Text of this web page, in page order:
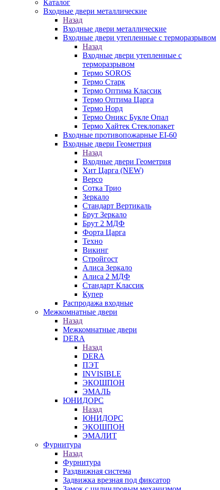
Каталог
Входные двери металлические
Назад
Входные двери металлические
Входные двери утепленные с терморазрывом
Назад
Входные двери утепленные с
терморазрывом
Термо SOROS
Термо Старк
Термо Оптима Классик
Термо Оптима Царга
Термо Норд
Термо Оникс Букле Опал
Термо Хайтек Стеклопакет
Входные противопожарные EI-60
Входные двери Геометрия
Назад
Входные двери Геометрия
Хит Царга (NEW)
Версо
Сотка Трио
Зеркало
Стандарт Вертикаль
Брут Зеркало
Брут 2 МДФ
Форта Царга
Техно
Викинг
Стройгост
Алиса Зеркало
Алиса 2 МДФ
Стандарт Классик
Купер
Распродажа входные
Межкомнатные двери
Назад
Межкомнатные двери
DERA
Назад
DERA
ПЭТ
INVISIBLE
ЭКОШПОН
ЭМАЛЬ
ЮНИДОРС
Назад
ЮНИДОРС
ЭКОШПОН
ЭМАЛИТ
Фурнитура
Назад
Фурнитура
Раздвижная система
Задвижка врезная под фиксатор